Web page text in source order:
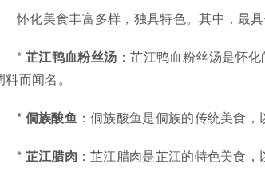
怀化美食丰富多样，独具特色。其中，最具
* 芷江鸭血粉丝汤 ：芷江鸭血粉丝汤是怀
料而闻名。
* 侗族酸鱼：侗族酸鱼是侗族的传统美食，
* 芷江腊肉 ：芷江腊肉是芷江的特色美食